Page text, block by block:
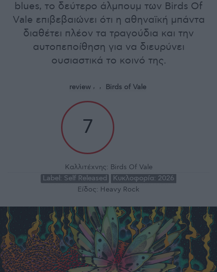
blues, το δεύτερο άλμπουμ των Birds Of
Vale επιβεβαιώνει ότι η αθηναϊκή μπάντα
διαθέτει πλέον τα τραγούδια και την
αυτοπεποίθηση για να διευρύνει
ουσιαστικά το κοινό της.
review Birds of Vale
7
Καλλιτέχνης: Birds Of Vale
Label: Self Released Κυκλοφορία: 2026
Είδος: Heavy Rock